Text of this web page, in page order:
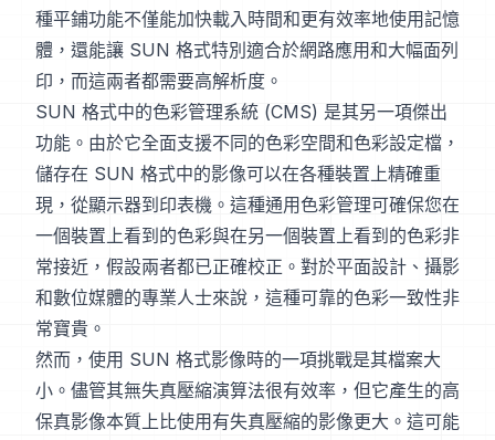
種平鋪功能不僅能加快載入時間和更有效率地使用記憶
體，還能讓 SUN 格式特別適合於網路應用和大幅面列
印，而這兩者都需要高解析度。
SUN 格式中的色彩管理系統 (CMS) 是其另一項傑出
功能。由於它全面支援不同的色彩空間和色彩設定檔，
儲存在 SUN 格式中的影像可以在各種裝置上精確重
現，從顯示器到印表機。這種通用色彩管理可確保您在
一個裝置上看到的色彩與在另一個裝置上看到的色彩非
常接近，假設兩者都已正確校正。對於平面設計、攝影
和數位媒體的專業人士來說，這種可靠的色彩一致性非
常寶貴。
然而，使用 SUN 格式影像時的一項挑戰是其檔案大
小。儘管其無失真壓縮演算法很有效率，但它產生的高
保真影像本質上比使用有失真壓縮的影像更大。這可能